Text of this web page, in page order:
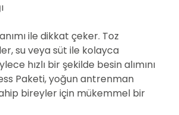
ile dikkat çeker. Toz
su veya süt ile kolayca
hızlı bir şekilde besin alımını
Paketi, yoğun antrenman
bireyler için mükemmel bir